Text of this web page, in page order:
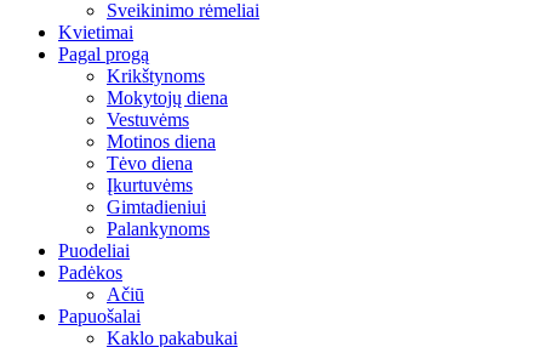
Sveikinimo rėmeliai
Kvietimai
Pagal progą
Krikštynoms
Mokytojų diena
Vestuvėms
Motinos diena
Tėvo diena
Įkurtuvėms
Gimtadieniui
Palankynoms
Puodeliai
Padėkos
Ačiū
Papuošalai
Kaklo pakabukai